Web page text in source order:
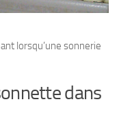
lorsqu’une sonnerie
dans